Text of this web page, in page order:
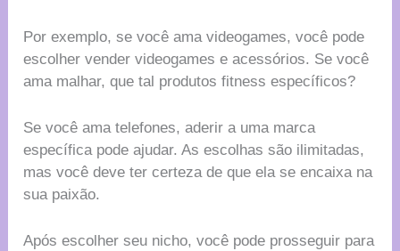
Por exemplo, se você ama videogames, você pode
escolher vender videogames e acessórios. Se você
ama malhar, que tal produtos fitness específicos?
Se você ama telefones, aderir a uma marca
específica pode ajudar. As escolhas são ilimitadas,
mas você deve ter certeza de que ela se encaixa na
sua paixão.
Após escolher seu nicho, você pode prosseguir para